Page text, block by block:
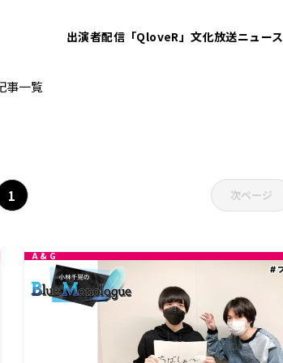
出演者配信「QloveR」文化放送ニュース
事一覧
1 次ページ